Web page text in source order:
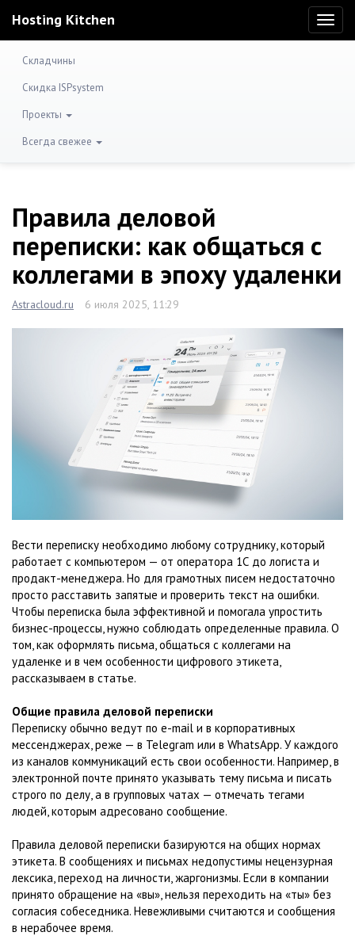
Hosting Kitchen
Складчины
Скидка ISPsystem
Проекты
Всегда свежее
Правила деловой
переписки: как общаться с
коллегами в эпоху удаленки
Astracloud.ru 6 июля 2025, 11:29
Вести переписку необходимо любому сотруднику, который
работает с компьютером — от оператора 1С до логиста и
продакт-менеджера. Но для грамотных писем недостаточно
просто расставить запятые и проверить текст на ошибки.
Чтобы переписка была эффективной и помогала упростить
бизнес-процессы, нужно соблюдать определенные правила. О
том, как оформлять письма, общаться с коллегами на
удаленке и в чем особенности цифрового этикета,
рассказываем в статье.
Общие правила деловой переписки
Переписку обычно ведут по e-mail и в корпоративных
мессенджерах, реже — в Telegram или в WhatsApp. У каждого
из каналов коммуникаций есть свои особенности. Например, в
электронной почте принято указывать тему письма и писать
строго по делу, а в групповых чатах — отмечать тегами
людей, которым адресовано сообщение.
Правила деловой переписки базируются на общих нормах
этикета. В сообщениях и письмах недопустимы нецензурная
лексика, переход на личности, жаргонизмы. Если в компании
принято обращение на «вы», нельзя переходить на «ты» без
согласия собеседника. Невежливыми считаются и сообщения
в нерабочее время.